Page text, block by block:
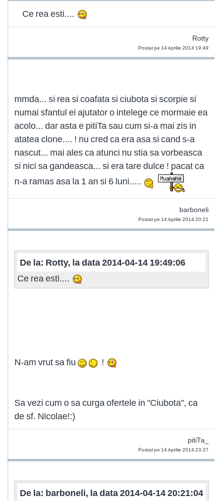
Ce rea esti....
Rotty
Postat pe 14 Aprilie 2014 19:49
mmda... si rea si coafata si ciubota si scorpie si
numai sfantul ei ajutator o intelege ce mormaie ea
acolo... dar asta e pitiTa sau cum si-a mai zis in
atatea clone.... ! nu cred ca era asa si cand s-a
nascut... mai ales ca atunci nu stia sa vorbeasca
si nici sa gandeasca... si era tare dulce ! pacat ca
n-a ramas asa la 1 an si 6 luni.....
barboneli
Postat pe 14 Aprilie 2014 20:21
De la: Rotty, la data 2014-04-14 19:49:06
Ce rea esti....
N-am vrut sa fiu !
Sa vezi cum o sa curga ofertele in "Ciubota", ca
de sf. Nicolae!:)
pitiTa_
Postat pe 14 Aprilie 2014 23:27
De la: barboneli, la data 2014-04-14 20:21:04